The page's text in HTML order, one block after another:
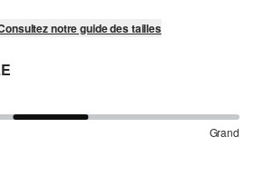
notre guide des tailles
Grand